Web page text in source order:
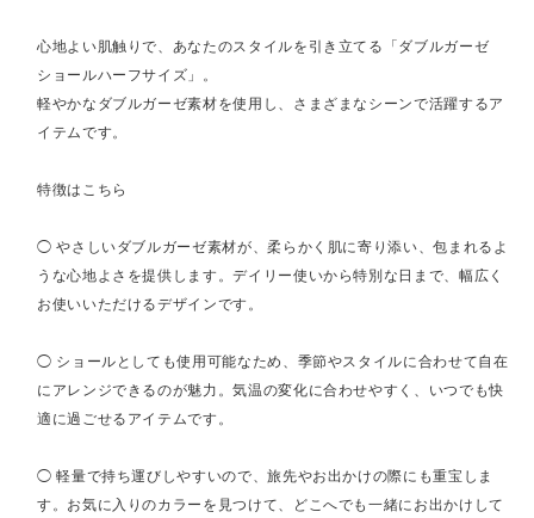
心地よい肌触りで、あなたのスタイルを引き立てる「ダブルガーゼ
ショールハーフサイズ」。
軽やかなダブルガーゼ素材を使用し、さまざまなシーンで活躍するア
イテムです。
特徴はこちら
◯ やさしいダブルガーゼ素材が、柔らかく肌に寄り添い、包まれるよ
うな心地よさを提供します。デイリー使いから特別な日まで、幅広く
お使いいただけるデザインです。
◯ ショールとしても使用可能なため、季節やスタイルに合わせて自在
にアレンジできるのが魅力。気温の変化に合わせやすく、いつでも快
適に過ごせるアイテムです。
◯ 軽量で持ち運びしやすいので、旅先やお出かけの際にも重宝しま
す。お気に入りのカラーを見つけて、どこへでも一緒にお出かけして